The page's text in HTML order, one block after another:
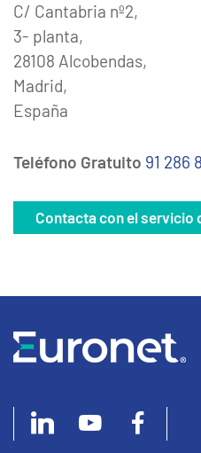
C/ Cantabria nº2,
3- planta,
28108 Alcobendas,
Madrid,
España
Teléfono Gratuito 91 286
Contacta con el servicio